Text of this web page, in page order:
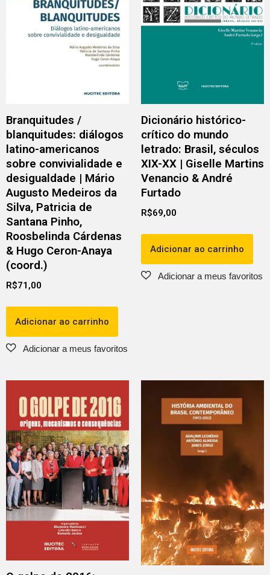
Branquitudes /
blanquitudes: diálogos
latino-americanos
sobre convivialidade e
desigualdade | Mário
Augusto Medeiros da
Silva, Patricia de
Santana Pinho,
Roosbelinda Cárdenas
& Hugo Ceron-Anaya
(coord.)
R$71,00
Adicionar ao carrinho
Dicionário histórico-
crítico do mundo
letrado: Brasil, séculos
XIX-XX | Giselle Martins
Venancio & André
Furtado
R$69,00
Adicionar ao carrinho